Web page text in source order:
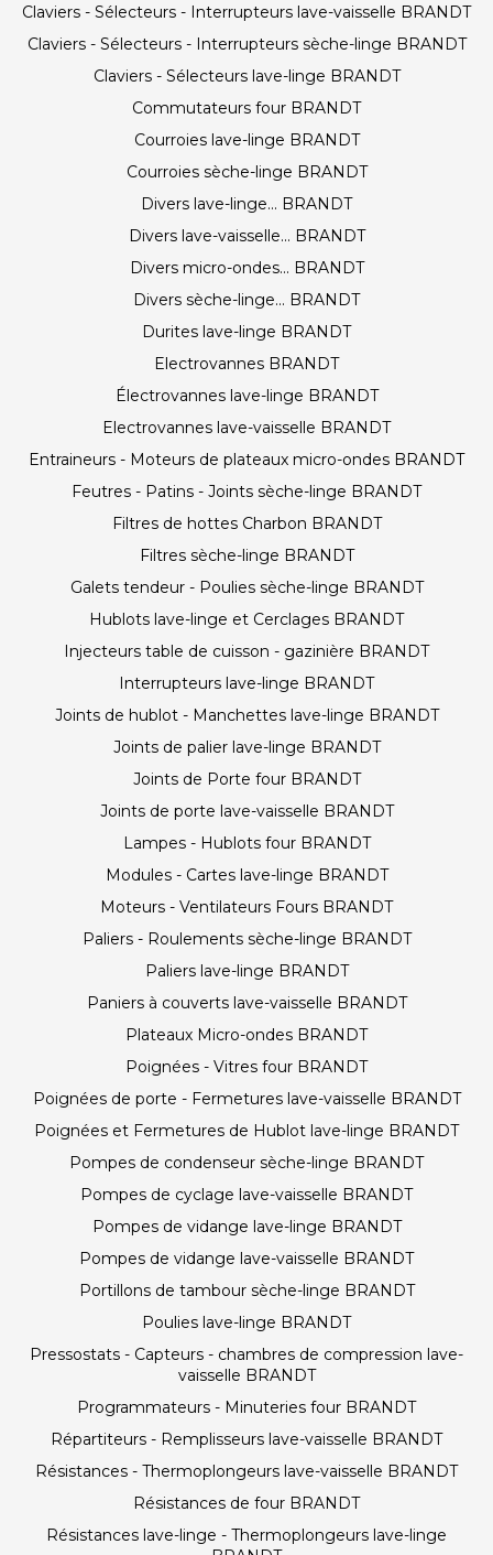
Claviers - Sélecteurs - Interrupteurs lave-vaisselle BRANDT
Claviers - Sélecteurs - Interrupteurs sèche-linge BRANDT
Claviers - Sélecteurs lave-linge BRANDT
Commutateurs four BRANDT
Courroies lave-linge BRANDT
Courroies sèche-linge BRANDT
Divers lave-linge... BRANDT
Divers lave-vaisselle... BRANDT
Divers micro-ondes... BRANDT
Divers sèche-linge... BRANDT
Durites lave-linge BRANDT
Electrovannes BRANDT
Électrovannes lave-linge BRANDT
Electrovannes lave-vaisselle BRANDT
Entraineurs - Moteurs de plateaux micro-ondes BRANDT
Feutres - Patins - Joints sèche-linge BRANDT
Filtres de hottes Charbon BRANDT
Filtres sèche-linge BRANDT
Galets tendeur - Poulies sèche-linge BRANDT
Hublots lave-linge et Cerclages BRANDT
Injecteurs table de cuisson - gazinière BRANDT
Interrupteurs lave-linge BRANDT
Joints de hublot - Manchettes lave-linge BRANDT
Joints de palier lave-linge BRANDT
Joints de Porte four BRANDT
Joints de porte lave-vaisselle BRANDT
Lampes - Hublots four BRANDT
Modules - Cartes lave-linge BRANDT
Moteurs - Ventilateurs Fours BRANDT
Paliers - Roulements sèche-linge BRANDT
Paliers lave-linge BRANDT
Paniers à couverts lave-vaisselle BRANDT
Plateaux Micro-ondes BRANDT
Poignées - Vitres four BRANDT
Poignées de porte - Fermetures lave-vaisselle BRANDT
Poignées et Fermetures de Hublot lave-linge BRANDT
Pompes de condenseur sèche-linge BRANDT
Pompes de cyclage lave-vaisselle BRANDT
Pompes de vidange lave-linge BRANDT
Pompes de vidange lave-vaisselle BRANDT
Portillons de tambour sèche-linge BRANDT
Poulies lave-linge BRANDT
Pressostats - Capteurs - chambres de compression lave-
vaisselle BRANDT
Programmateurs - Minuteries four BRANDT
Répartiteurs - Remplisseurs lave-vaisselle BRANDT
Résistances - Thermoplongeurs lave-vaisselle BRANDT
Résistances de four BRANDT
Résistances lave-linge - Thermoplongeurs lave-linge